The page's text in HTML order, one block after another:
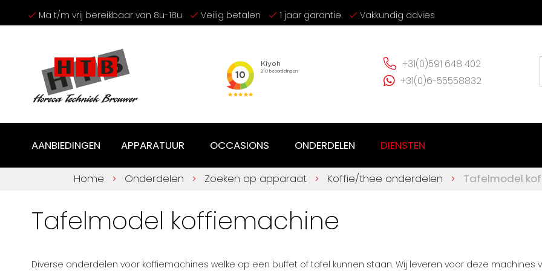
Ga
naar
Ma t/m vrij bereikbaar van 8u-18u Veilig betalen 1 jaar garantie Vakkundig advies
+31(0)591 648 402
+31(0)6-55558832
AANBIEDINGEN APPARATUUR OCCASIONS ONDERDELEN DIENSTEN
Home Onderdelen Zoeken op apparaat Koffie/thee onderdelen Tafelmodel
Tafelmodel koffiemachine
Diverse onderdelen voor koffiemachines welke op een buffet of tafel kunnen staan. Wij leveren voor deze